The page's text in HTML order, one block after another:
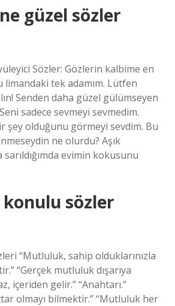
güzel sözler
Sözler: Gözlerin kalbime en
limandaki tek adamım. Lütfen
Senden daha güzel gülümseyen
sadece sevmeyi sevmedim.
şey olduğunu görmeyi sevdim. Bu
ne olurdu? Aşık
evimin kokusunu
sözler
“Mutluluk, sahip olduklarınızla
“Gerçek mutluluk dışarıya
içeriden gelir.” “Anahtarı.”
olmayı bilmektir.” “Mutluluk her